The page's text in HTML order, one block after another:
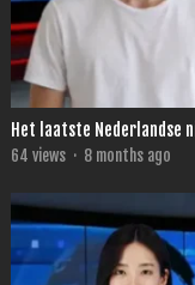
Het laatste Nederlandse
64 views · 8 months ago